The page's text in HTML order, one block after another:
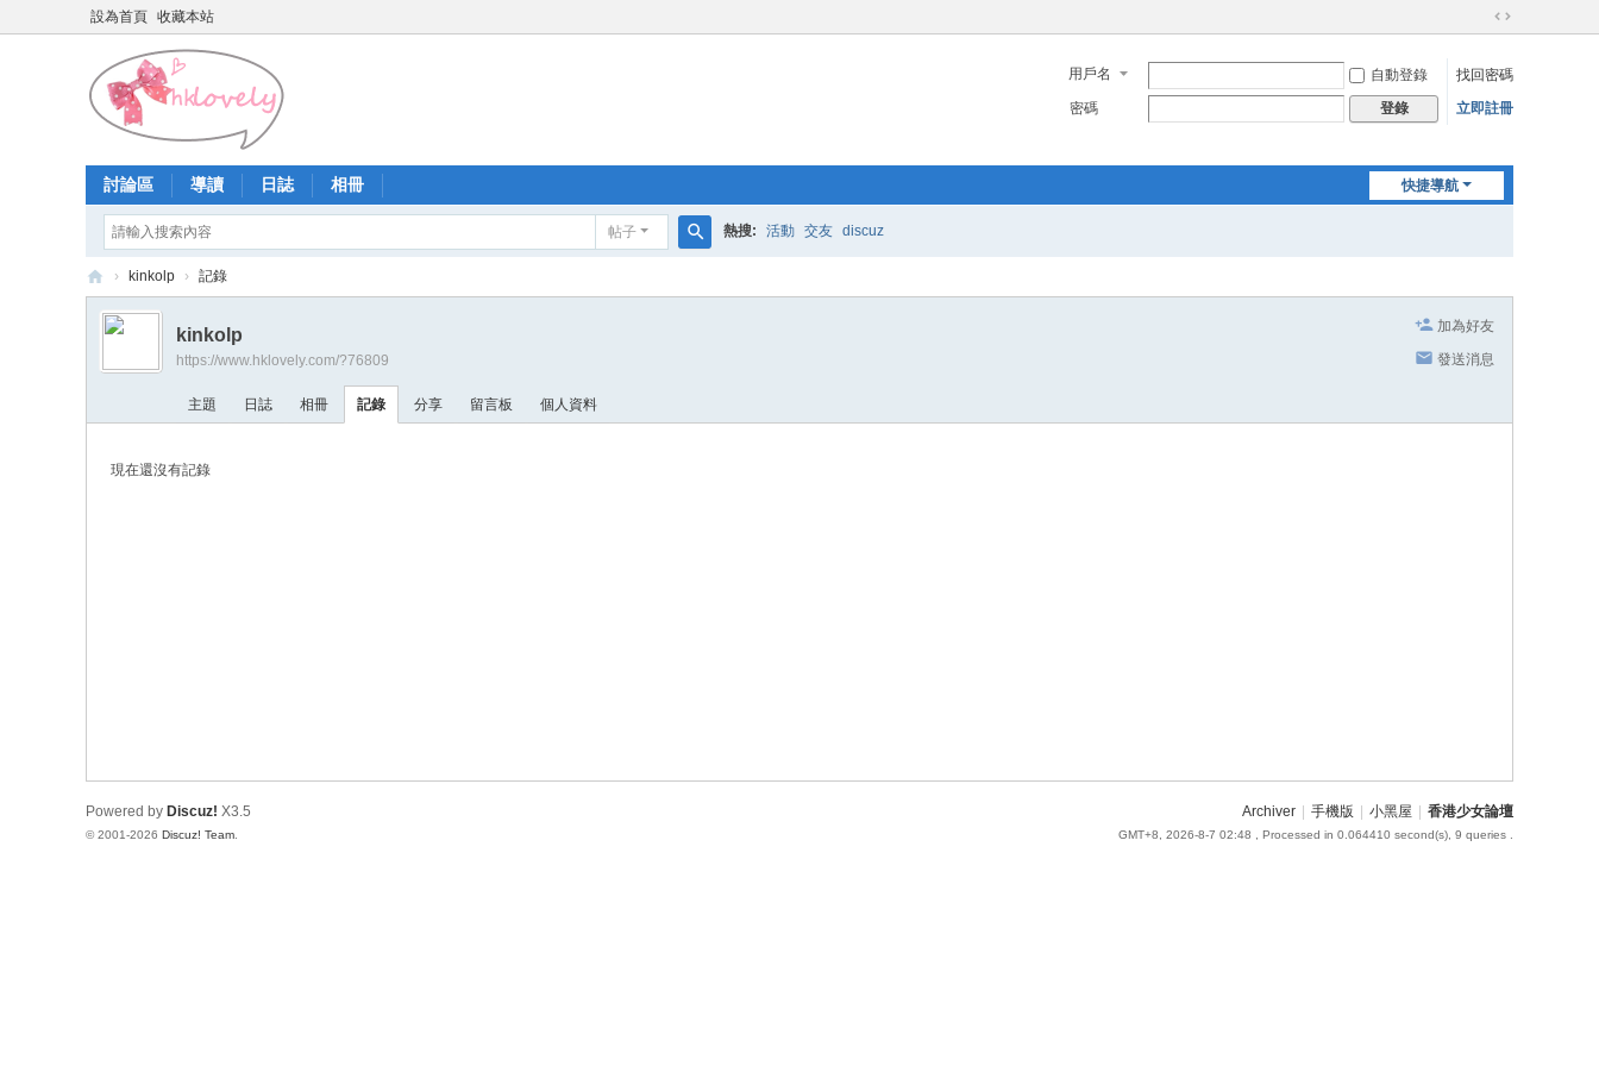
設為首頁 收藏本站
切
到
寬
用戶名 自動登錄
找回密碼
密碼
登錄 立即註冊
快捷導航
討論區 導讀 日誌 相冊
帖子
索
熱搜: 活動 交友 discuz
香
少
› kinkolp › 記錄
加為好友
發送消息
kinkolp
https://www.hklovely.com/?76809
主題 日誌 相冊 記錄 分享 留言板 個人資料
現在還沒有記錄
Archiver 手機版 小黑屋 香港少女論壇
GMT+8, 2026-8-7 02:48 , Processed in 0.064410 second(s), 9 queries .
Powered by Discuz! X3.5
© 2001-2026 Discuz! Team